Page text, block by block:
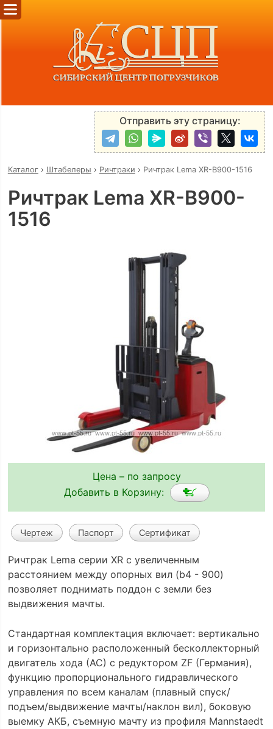
Отправить эту страницу:
Каталог› Штабелеры › Ричтраки › Ричтрак Lema XR-B900-1516
Ричтрак Lema XR-B900-
1516
Цена – по запросу
Добавить в Корзину:
Чертеж Паспорт Сертификат
Ричтрак Lema серии XR с увеличенным
расстоянием между опорных вил (b4 - 900)
позволяет поднимать поддон с земли без
выдвижения мачты.
Стандартная комплектация включает: вертикально
и горизонтально расположенный бесколлекторный
двигатель хода (АС) с редуктором ZF (Германия),
функцию пропорционального гидравлического
управления по всем каналам (плавный спуск/
подъем/выдвижение мачты/наклон вил), боковую
выемку АКБ, съемную мачту из профиля Mannstaedt